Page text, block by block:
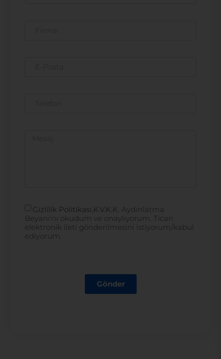
Gizlilik Politikası ,K.V.K.K. Aydınlatma
Beyanı'nı okudum ve onaylıyorum. Ticari
elektronik ileti gönderilmesini istiyorum/kabul
ediyorum.
Gönder